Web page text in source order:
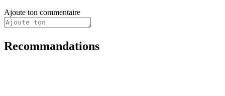
Ajoute ton commentaire
Recommandations